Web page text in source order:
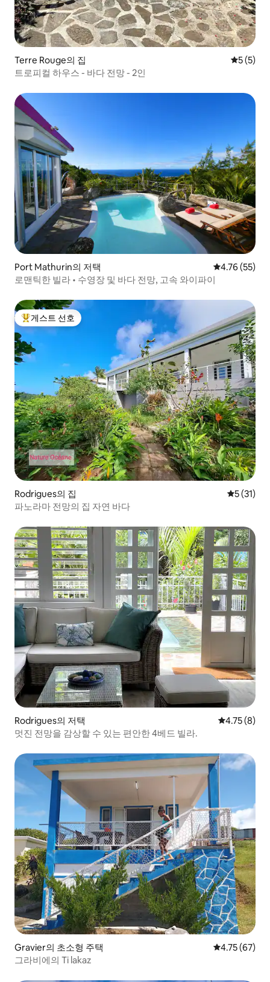
Terre Rouge의 집 평점 5점
5 (5)
트로피컬 하우스 - 바다 전망 - 2인
Port Mathurin의 저택 평점 4.76점
4.76 (55)
로맨틱한 빌라 • 수영장 및 바다 전망, 고속 와이파이
상위 게스트 선호
게스트 선호
Rodrigues의 집 평점 5점
5 (31)
파노라마 전망의 집 자연 바다
Rodrigues의 저택 평점 4.75점
4.75 (8)
멋진 전망을 감상할 수 있는 편안한 4베드 빌라.
Gravier의 초소형 주택 평점 4.75점
4.75 (67)
그라비에의 Ti lakaz